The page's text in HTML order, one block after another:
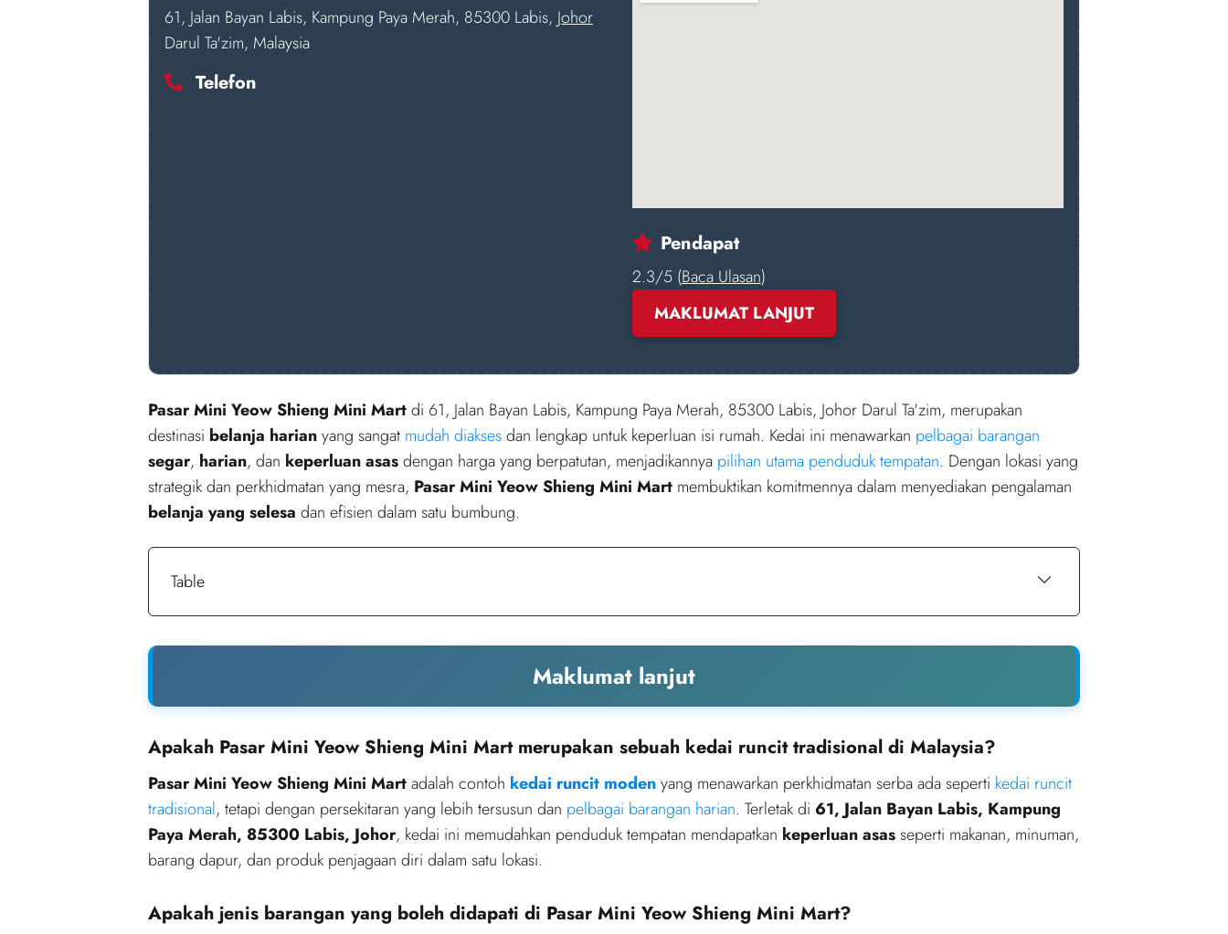
61, Jalan Bayan Labis, Kampung Paya Merah, 85300 Labis, Johor
Darul Ta'zim, Malaysia
Telefon
Pendapat
2.3/5 (Baca Ulasan)
MAKLUMAT LANJUT
Pasar Mini Yeow Shieng Mini Martdi 61, Jalan Bayan Labis, Kampung Paya Merah, 85300 Labis, Johor Darul Ta'zim, merupakan
destinasi belanja harianyang sangat mudah diaksesdan lengkap untuk keperluan isi rumah. Kedai ini menawarkan pelbagai barangan
segar, harian, dan keperluan asasdengan harga yang berpatutan, menjadikannya pilihan utama penduduk tempatan. Dengan lokasi yang
strategik dan perkhidmatan yang mesra, Pasar Mini Yeow Shieng Mini Mart membuktikan komitmennya dalam menyediakan pengalaman
belanja yang selesa dan efisien dalam satu bumbung.
Table
Maklumat lanjut
Apakah Pasar Mini Yeow Shieng Mini Mart merupakan sebuah kedai runcit tradisional di Malaysia?
Pasar Mini Yeow Shieng Mini Martadalah contoh kedai runcit modenyang menawarkan perkhidmatan serba ada seperti kedai runcit
tradisional, tetapi dengan persekitaran yang lebih tersusun dan pelbagai barangan harian. Terletak di 61, Jalan Bayan Labis, Kampung
Paya Merah, 85300 Labis, Johor, kedai ini memudahkan penduduk tempatan mendapatkan keperluan asasseperti makanan, minuman,
barang dapur, dan produk penjagaan diri dalam satu lokasi.
Apakah jenis barangan yang boleh didapati di Pasar Mini Yeow Shieng Mini Mart?